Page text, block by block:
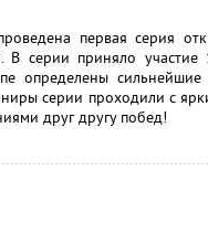
первая серия
В серии приняло
определены
серии проходили с
друг другу побед!